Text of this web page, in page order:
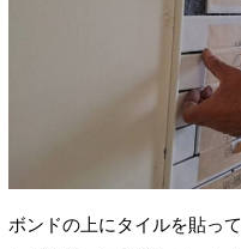
ボンドの上にタイルを貼っ